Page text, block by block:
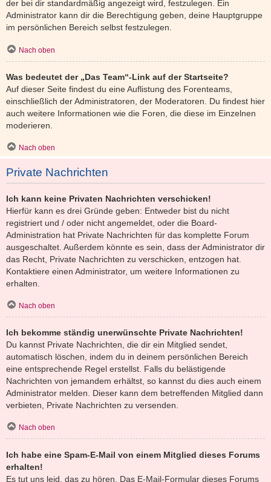
der bei dir standardmäßig angezeigt wird, festzulegen. Ein
Administrator kann dir die Berechtigung geben, deine Hauptgruppe
im persönlichen Bereich selbst festzulegen.
Nach oben
Was bedeutet der „Das Team“-Link auf der Startseite?
Auf dieser Seite findest du eine Auflistung des Forenteams,
einschließlich der Administratoren, der Moderatoren. Du findest hier
auch weitere Informationen wie die Foren, die diese im Einzelnen
moderieren.
Nach oben
Private Nachrichten
Ich kann keine Privaten Nachrichten verschicken!
Hierfür kann es drei Gründe geben: Entweder bist du nicht
registriert und / oder nicht angemeldet, oder die Board-
Administration hat Private Nachrichten für das komplette Forum
ausgeschaltet. Außerdem könnte es sein, dass der Administrator dir
das Recht, Private Nachrichten zu verschicken, entzogen hat.
Kontaktiere einen Administrator, um weitere Informationen zu
erhalten.
Nach oben
Ich bekomme ständig unerwünschte Private Nachrichten!
Du kannst Private Nachrichten, die dir ein Mitglied sendet,
automatisch löschen, indem du in deinem persönlichen Bereich
eine entsprechende Regel erstellst. Falls du belästigende
Nachrichten von jemandem erhältst, so kannst du dies auch einem
Administrator melden. Dieser kann dem betreffenden Mitglied dann
verbieten, Private Nachrichten zu versenden.
Nach oben
Ich habe eine Spam-E-Mail von einem Mitglied dieses Forums
erhalten!
Es tut uns leid, das zu hören. Das E-Mail-Formular dieses Forums